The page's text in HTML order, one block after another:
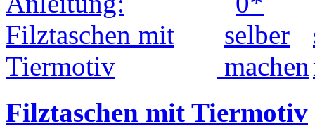
Filztaschen mit Tiermotiv